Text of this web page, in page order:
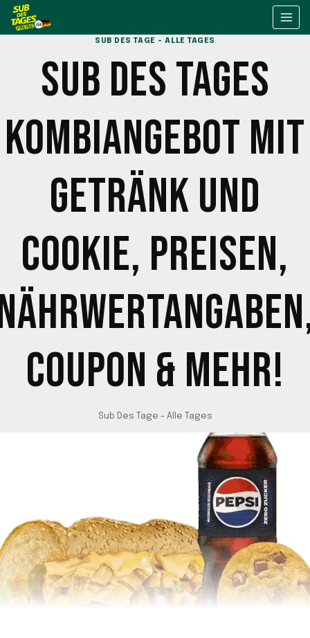
Skip
SUB DES TAGE - ALLE TAGES
SUB DES TAGES
KOMBIANGEBOT MIT
GETRÄNK UND
COOKIE, PREISEN,
COUPON & MEHR!
Sub Des Tage - Alle Tages